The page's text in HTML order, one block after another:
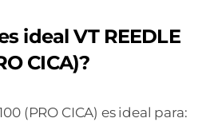
ideal VT REEDLE
CICA)?
(PRO CICA) es ideal para: